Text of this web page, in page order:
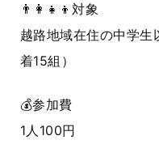
👨‍👩‍👧‍👦対象
越路地域在住の中学
着15組）
💰参加費
1人100円